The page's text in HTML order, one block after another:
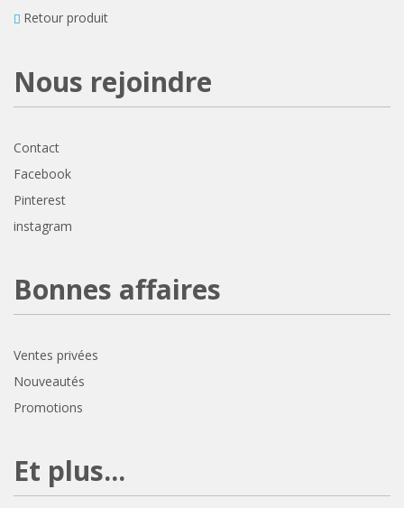
Retour produit
Nous rejoindre
Contact
Facebook
Pinterest
instagram
Bonnes affaires
Ventes privées
Nouveautés
Promotions
Et plus...